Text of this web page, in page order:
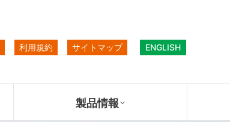
利用規約 サイトマップ ENGLISH
製品情報